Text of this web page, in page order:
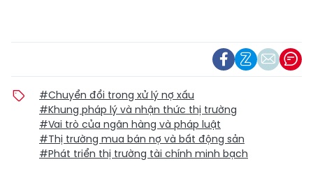
#Chuyển đổi trong xử lý nợ xấu
#Khung pháp lý và nhận thức thị trường
#Vai trò của ngân hàng và pháp luật
#Thị trường mua bán nợ và bất động sản
#Phát triển thị trường tài chính minh bạch